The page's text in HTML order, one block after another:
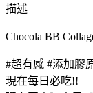
俏
美
膠
原
描述
Chocola BB
#超有感 #添加膠
現在每日必吃!!